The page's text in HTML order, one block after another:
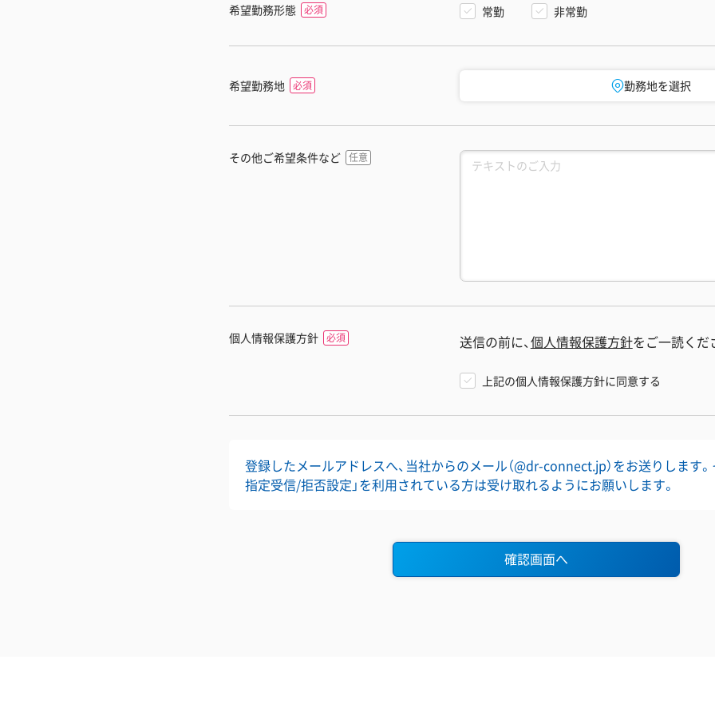
希望勤務形態 常勤 非常勤
希望勤務地 勤務地を選択
その他ご希望条件など
個人情報保護方針 送信の前に、個人情報保護方針をご一読くだ
上記の個人情報保護方針に同意する
登録したメールアドレスへ、当社からのメール（@dr-connect.jp）をお送りします
指定受信/拒否設定」を利用されている方は受け取れるようにお願いします。
確認画面へ